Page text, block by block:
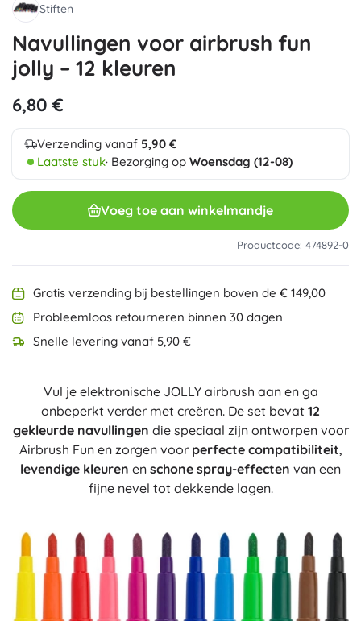
Stiften
Navullingen voor airbrush fun
jolly – 12 kleuren
6,80 €
Verzending vanaf 5,90 €
Laatste stuk· Bezorging op Woensdag (12-08)
Voeg toe aan winkelmandje
Productcode: 474892-0
Gratis verzending bij bestellingen boven de € 149,00
Probleemloos retourneren binnen 30 dagen
Snelle levering vanaf 5,90 €
Vul je elektronische JOLLY airbrush aan en ga
onbeperkt verder met creëren. De set bevat 12
gekleurde navullingen die speciaal zijn ontworpen voor
Airbrush Fun en zorgen voor perfecte compatibiliteit,
levendige kleuren en schone spray-effecten van een
fijne nevel tot dekkende lagen.